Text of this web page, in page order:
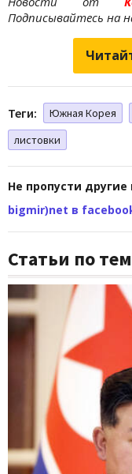
Подписывайтесь на
Теги: Южная Корея
листовки
Не пропусти
bigmir)net в
Статьи по